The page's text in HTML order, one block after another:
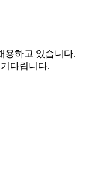
용하고 있습니다.
다립니다.